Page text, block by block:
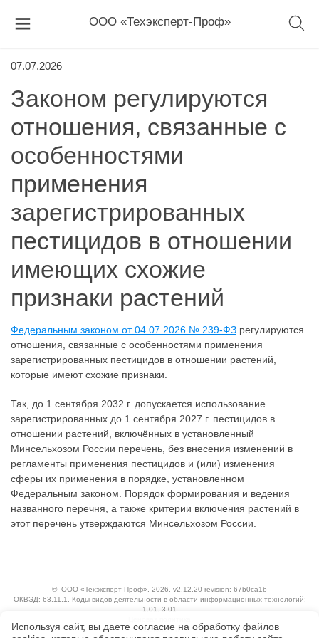
ООО «Техэксперт-Проф»
07.07.2026
Законом регулируются
отношения, связанные с
особенностями
применения
зарегистрированных
пестицидов в отношении
имеющих схожие
признаки растений
Федеральным законом от 04.07.2026 № 239-ФЗ регулируются
отношения, связанные с особенностями применения
зарегистрированных пестицидов в отношении растений,
которые имеют схожие признаки.
Так, до 1 сентября 2032 г. допускается использование
зарегистрированных до 1 сентября 2027 г. пестицидов в
отношении растений, включённых в установленный
Минсельхозом России перечень, без внесения изменений в
регламенты применения пестицидов и (или) изменения
сферы их применения в порядке, установленном
Федеральным законом. Порядок формирования и ведения
названного перечня, а также критерии включения растений в
этот перечень утверждаются Минсельхозом России.
© ООО «Техэксперт-Проф» , 2026, v2.12.20 revision: 67b0ca1b
ОКВЭД: 63.11.1, Коды видов деятельности в области информационных технологий:
1.01, 3.01
Технологии
Используя сайт, вы даете согласие на обработку файлов